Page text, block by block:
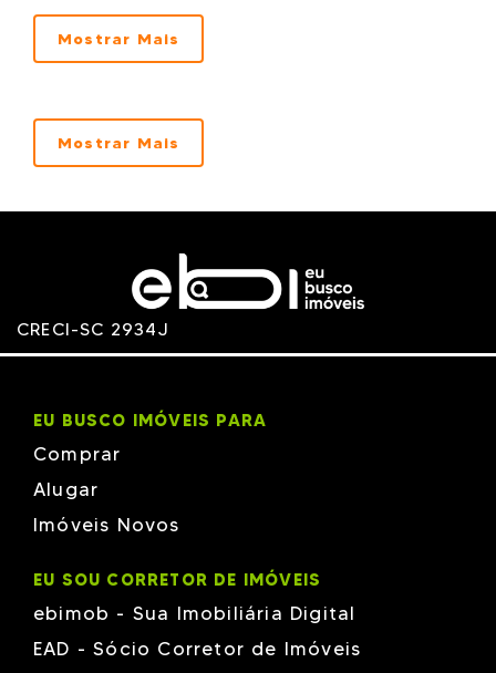
EXCELENCIA
F Vieira
H EMPREENDIMENTOS - H LIVING
M SANTOS
Macom
MELCHIORETTO
MJ7
N1
PESSOA
Phacz
Poti Junior`s
Revê
Rosecon
Santana
Mostrar Mais
Mostrar Mais
CRECI-SC 2934J
EU BUSCO IMÓVEIS PARA
Comprar
Alugar
Imóveis Novos
EU SOU CORRETOR DE IMÓVEIS
ebimob - Sua Imobiliária Digital
EAD - Sócio Corretor de Imóveis